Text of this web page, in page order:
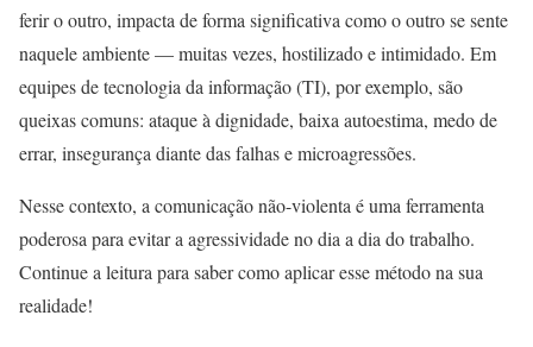
ferir o outro, impacta de forma significativa como o outro se sente
naquele ambiente — muitas vezes, hostilizado e intimidado. Em
equipes de tecnologia da informação (TI), por exemplo, são
queixas comuns: ataque à dignidade, baixa autoestima, medo de
errar, insegurança diante das falhas e microagressões.
Nesse contexto, a comunicação não-violenta é uma ferramenta
poderosa para evitar a agressividade no dia a dia do trabalho.
Continue a leitura para saber como aplicar esse método na sua
realidade!